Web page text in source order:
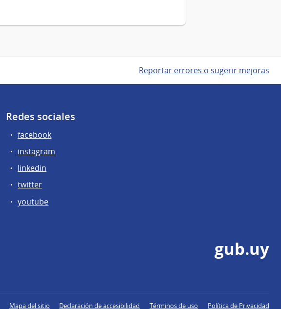
Reportar errores o sugerir mejoras
Redes sociales
facebook
instagram
linkedin
twitter
youtube
gub.uy
Mapa del sitio Declaración de accesibilidad Términos de uso Política de Privacidad